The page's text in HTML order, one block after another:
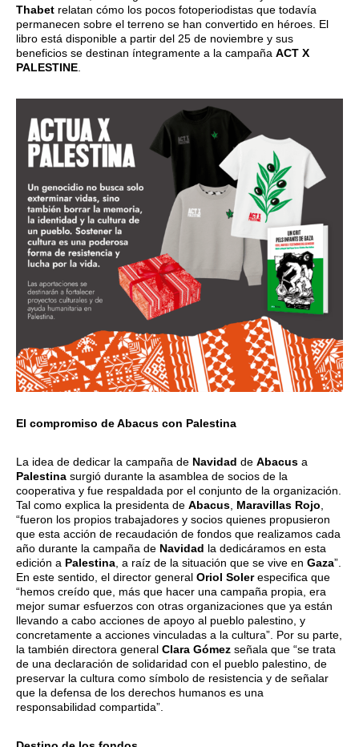
Thabet relatan cómo los pocos fotoperiodistas que todavía
permanecen sobre el terreno se han convertido en héroes. El
libro está disponible a partir del 25 de noviembre y sus
beneficios se destinan íntegramente a la campaña ACT X
PALESTINE.
El compromiso de Abacus con Palestina
La idea de dedicar la campaña de Navidad de Abacus a
Palestina surgió durante la asamblea de socios de la
cooperativa y fue respaldada por el conjunto de la organización.
Tal como explica la presidenta de Abacus Maravillas Rojo
“fueron los propios trabajadores y socios quienes propusieron
que esta acción de recaudación de fondos que realizamos cada
año durante la campaña de Navidad la dedicáramos en esta
edición a Palestina , a raíz de la situación que se vive en Gaza”.
En este sentido, el director general Oriol Solerespecifica que
“hemos creído que, más que hacer una campaña propia, era
mejor sumar esfuerzos con otras organizaciones que ya están
llevando a cabo acciones de apoyo al pueblo palestino, y
concretamente a acciones vinculadas a la cultura”. Por su parte,
la también directora general Clara Gómez señala que “se trata
de una declaración de solidaridad con el pueblo palestino, de
preservar la cultura como símbolo de resistencia y de señalar
que la defensa de los derechos humanos es una
responsabilidad compartida”.